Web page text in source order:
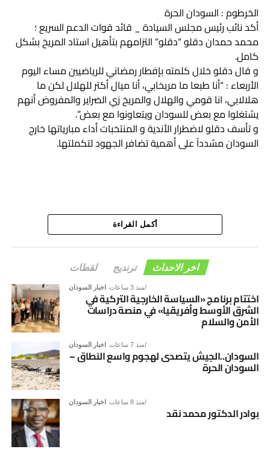
***********
( جلابية وتوب) قيثارة الفن السوداني محمد وردي هام حلوا ومرا
ياوجه مليان غنا مليان عشق وحنين يا غابة قمحية مشرورة فوق
البلودزي الصباحية يا نيل ونيلية يا سحنة نوبية يا كلمة عربية يا
وشمة زنجية
**********
محمود ابكر أيضاً تحدث عن الحلو مر بألحان وأداء محمد
المصطفي …..
مسايرو نجمي ضال إيدو عندم .. ريقو زمزم .. طهر مريم في
المثال…..
الخرطوم : السودان الحرة
أكد نائب رئيس مجلس السيادة _ قائد قوات الدعم السريع ؛
محمد حمدان دقلو “دقلو” التزامهم بتأهيل استاد المريخ بشكل
كامل.
و قال دقلو خلال كلمته بإفطار رمضاني للرياضيين مساء اليوم
الأربعاء : “أنا طبعا ما مريخابي، أنا ميال أكتر للهلال لكن ما
هلالابي، انا قومي والهلال والمريخ زي الضراير والمفروض أنهم
يشتغلوا مع بعض للسودان ويتعاونوا مع بعض”.
و تأسف دقلو لاضطرار الأندية و المنتخبات أداء مبارياتها خارج
السودان مشدداً على أهمية تضافر الجهود لتكملتها.
أكمل القراءة
اخر الاحداث ترنديج لقطات
اخبار السودان منذ 3 ساعات
اختتام برنامج «السياسة الخارجية التركية في
الشرق الأوسط وأفريقيا» في منصة دراسات
الأمن والسلام
اخبار السودان منذ 7 ساعات
السودان..الجيش يتصدى لهجوم واسع النطاق –
السودان الحرة
اخبار السودان منذ 8 ساعات
بوادر الدكتور محمد نقد